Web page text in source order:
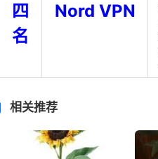
四
名
Nord VPN
相关推荐